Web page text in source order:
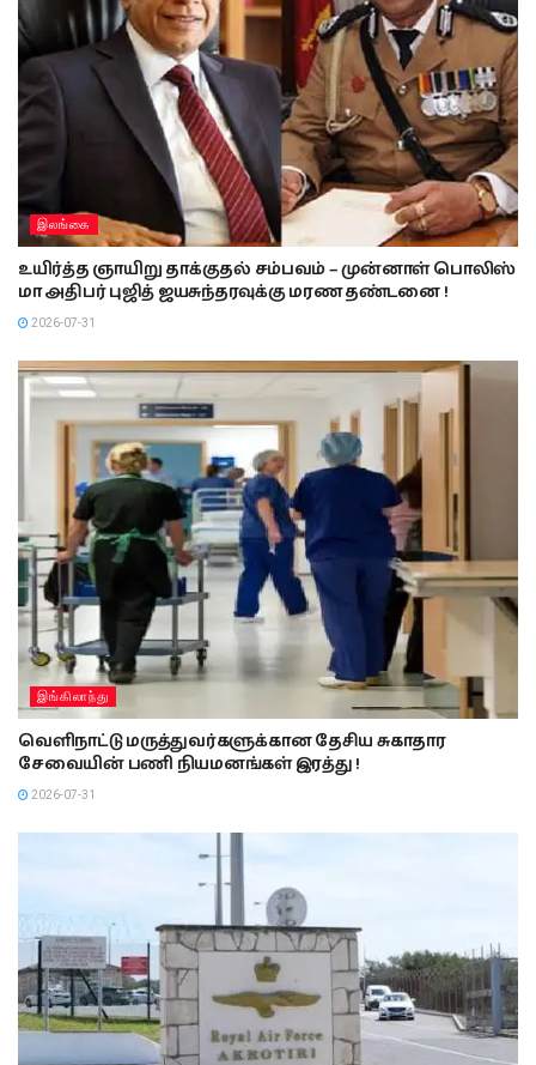
இலங்கை
உயிர்த்த ஞாயிறு தாக்குதல் சம்பவம் – முன்னாள் பொலிஸ்
மா அதிபர் புஜித் ஜயசுந்தரவுக்கு மரண தண்டனை !
2026-07-31
இங்கிலாந்து
வெளிநாட்டு மருத்துவர்களுக்கான தேசிய சுகாதார
சேவையின் பணி நியமனங்கள் இரத்து !
2026-07-31